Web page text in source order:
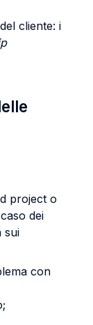
cliente: i
project o
dei
sui
con